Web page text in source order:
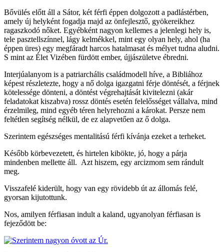
Bővülés előtt áll a Sátor, két férfi éppen dolgozott a padlástérben,
amely új helyként fogadja majd az önfejlesztő, gyökereikhez
ragaszkodó nőket. Egyébként nagyon kellemes a jelenlegi hely is,
tele pasztellszínnel, lágy kelmékkel, mint egy olyan hely, ahol (ha
éppen üres) egy megfáradt harcos hatalmasat és mélyet tudna aludni.
S mint az Élet Vizében fürdött ember, újjászületve ébredni.
Interjúalanyom is a patriarchális családmodell híve, a Bibliához
képest részletezte, hogy a nő dolga igazgatni férje döntését, a férjnek
kötelessége dönteni, a döntést végrehajtását kivitelezni (akár
feladatokat kiszabva) rossz döntés esetén felelősséget vállalva, mind
érzelmileg, mind egyéb téren helyrehozni a károkat. Persze nem
feltétlen segítség nélkül, de ez alapvetően az ő dolga.
Szerintem egészséges mentalitású férfi kívánja ezeket a terheket.
Később körbevezetett, és hirtelen kibökte, jó, hogy a párja
mindenben mellette áll. Azt hiszem, egy arcizmom sem rándult
meg.
Visszafelé kiderült, hogy van egy rövidebb út az állomás felé,
gyorsan kijutottunk.
Nos, amilyen férfiasan indult a kaland, ugyanolyan férfiasan is
fejeződött be: